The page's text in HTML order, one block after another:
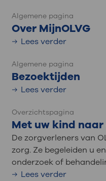
Algemene pagina
Over MijnOLVG
Lees verder
Algemene pagina
Bezoektijden
Lees verder
Overzichtspagina
Met uw kind naar
De zorgverleners van
zorg. Ze begeleiden u
onderzoek of
Lees verder